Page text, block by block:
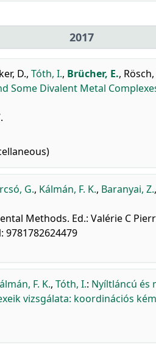
2017
D., Tóth, I., Brücher, E., Rösch,
Some Divalent Metal
G., Kálmán, F. K., Baranyai, Z.,
Methods. Ed.: Valérie C
9781782624479
F. K., Tóth, I.: Nyíltláncú és
vizsgálata: koordinációs